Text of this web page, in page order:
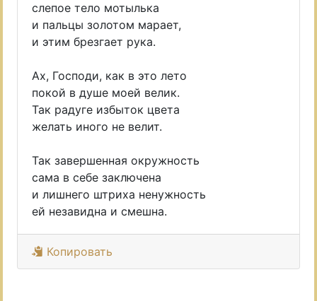
слепое тело мотылька
и пальцы золотом марает,
и этим брезгает рука.
Ах, Господи, как в это лето
покой в душе моей велик.
Так радуге избыток цвета
желать иного не велит.
Так завершенная окружность
сама в себе заключена
и лишнего штриха ненужность
ей незавидна и смешна.
Копировать